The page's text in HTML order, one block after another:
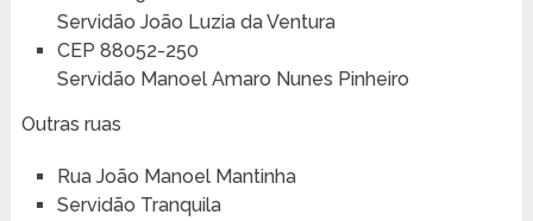
Servidão João Luzia da Ventura
CEP 88052-250
Servidão Manoel Amaro Nunes Pinheiro
Outras ruas
Rua João Manoel Mantinha
Servidão Tranquila